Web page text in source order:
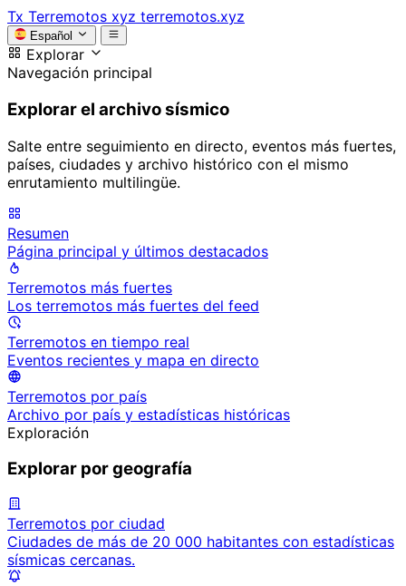
Tx Terremotos xyz terremotos.xyz
Español
Explorar
Navegación principal
Explorar el archivo sísmico
Salte entre seguimiento en directo, eventos más fuertes,
países, ciudades y archivo histórico con el mismo
enrutamiento multilingüe.
Resumen
Página principal y últimos destacados
Terremotos más fuertes
Los terremotos más fuertes del feed
Terremotos en tiempo real
Eventos recientes y mapa en directo
Terremotos por país
Archivo por país y estadísticas históricas
Exploración
Explorar por geografía
Terremotos por ciudad
Ciudades de más de 20 000 habitantes con estadísticas
sísmicas cercanas.